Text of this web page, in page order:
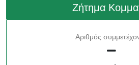
Ζήτημα
Αριθμός